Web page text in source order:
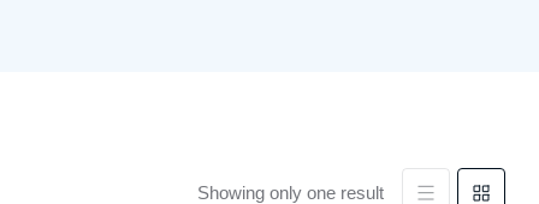
Showing only one result